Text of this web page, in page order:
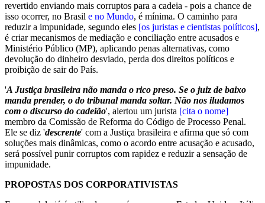
revertido enviando mais corruptos para a cadeia - pois a chance de
isso ocorrer, no Brasil e no Mundo, é mínima. O caminho para
reduzir a impunidade, segundo eles [os juristas e cientistas políticos],
é criar mecanismos de mediação e conciliação entre acusados e
Ministério Público (MP), aplicando penas alternativas, como
devolução do dinheiro desviado, perda dos direitos políticos e
proibição de sair do País.
'A Justiça brasileira não manda o rico preso. Se o juiz de baixo
manda prender, o do tribunal manda soltar. Não nos iludamos
com o discurso do cadeião', alertou um jurista [cita o nome]
membro da Comissão de Reforma do Código de Processo Penal.
Ele se diz 'descrente' com a Justiça brasileira e afirma que só com
soluções mais dinâmicas, como o acordo entre acusação e acusado,
será possível punir corruptos com rapidez e reduzir a sensação de
impunidade.
PROPOSTAS DOS CORPORATIVISTAS